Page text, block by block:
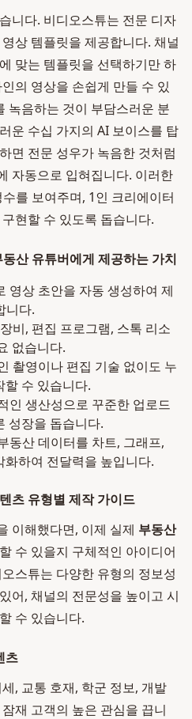
니다. 비디오스튜는 전문 디자
상 템플릿을 제공합니다. 채널
맞는 템플릿을 선택하기만 하
의 영상을 손쉽게 만들 수 있
녹음하는 것이 부담스러운 분
운 수십 가지의 AI 보이스를 탑
면 전문 성우가 녹음한 것처럼
자동으로 입혀집니다. 이러한
를 보여주며, 1인 크리에이터
현할 수 있도록 돕습니다.
산 유튜버에게 제공하는 가치
영상 초안을 자동 생성하여 제
니다.
비, 편집 프로그램, 스톡 리소
없습니다.
촬영이나 편집 기술 없이도 누
할 수 있습니다.
인 생산성으로 꾸준한 업로드
성장을 돕습니다.
동산 데이터를 차트, 그래프,
하여 전달력을 높입니다.
츠 유형별 제작 가이드
이해했다면, 이제 실제 부동산
수 있을지 구체적인 아이디어
스튜는 다양한 유형의 정보성
어, 채널의 전문성을 높이고 시
수 있습니다.
츠
, 교통 호재, 학군 정보, 개발
재 고객의 높은 관심을 끕니